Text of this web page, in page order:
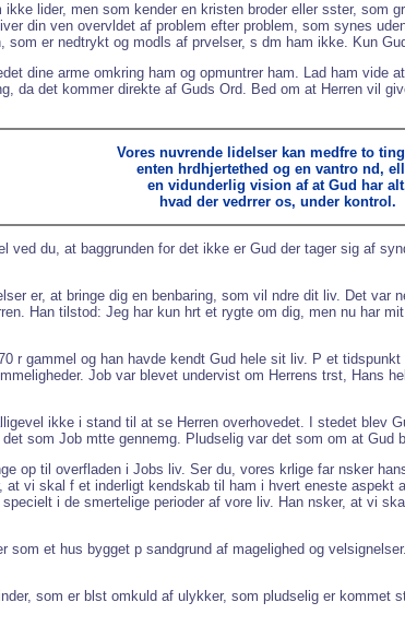
lider, men som kender en kristen broder eller sster, som
din ven overvldet af problem efter problem, som synes
som er nedtrykt og modls af prvelser, s dm ham ikke. Kun
dine arme omkring ham og opmuntrer ham. Lad ham vide
da det kommer direkte af Guds Ord. Bed om at Herren vil
Vores nuvrende lidelser kan medfre to
enten hrdhjertethed og en vantro nd,
en vidunderlig vision af at Gud har
hvad der vedrrer os, under kontrol.
ved du, at baggrunden for det ikke er Gud der tager sig af
er, at bringe dig en benbaring, som vil ndre dit liv. Det
Han tilstod: Jeg har kun hrt et rygte om dig, men nu har
r gammel og han havde kendt Gud hele sit liv. P et
Job var blevet undervist om Herrens trst, Hans
ikke i stand til at se Herren overhovedet. I stedet blev
som Job mtte gennemg. Pludselig var det som om at
op til overfladen i Jobs liv. Ser du, vores krlige far nsker
at vi skal f et inderligt kendskab til ham i hvert eneste
i de smertelige perioder af vore liv. Han nsker, at vi
et hus bygget p sandgrund af magelighed og
som er blst omkuld af ulykker, som pludselig er kommet